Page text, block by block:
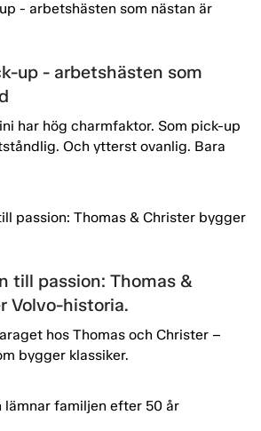
up - arbetshästen som
har hög charmfaktor. Som pick-up
Och ytterst ovanlig. Bara
till passion: Thomas &
Volvo-historia.
hos Thomas och Christer –
bygger klassiker.